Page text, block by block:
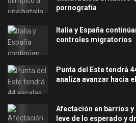
pornografía
Italia y España
controles migratorios
Punta del Este tendrá
analiza avanzar hacia
Afectación en barrios
leve de lo esperado y